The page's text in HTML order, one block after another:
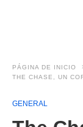
PÁGINA DE INICIO
THE CHASE, UN
GENERAL